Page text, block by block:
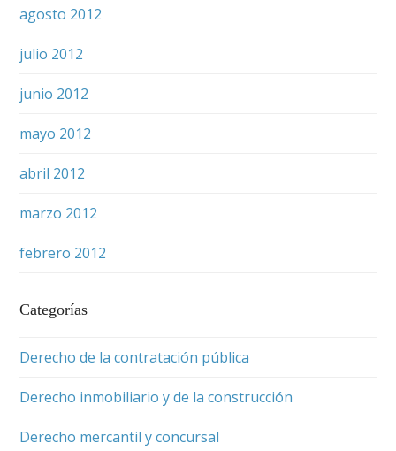
agosto 2012
julio 2012
junio 2012
mayo 2012
abril 2012
marzo 2012
febrero 2012
Categorías
Derecho de la contratación pública
Derecho inmobiliario y de la construcción
Derecho mercantil y concursal